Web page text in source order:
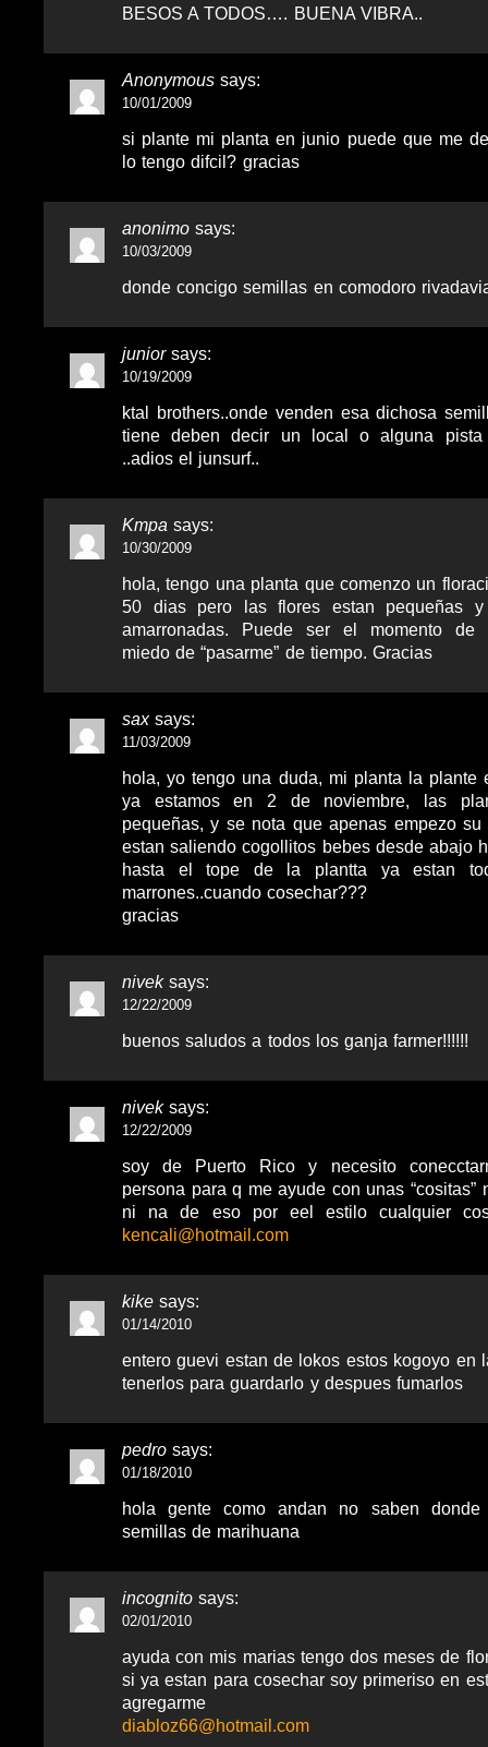
BESOS A TODOS…. BUENA VIBRA..
Anonymous says:
10/01/2009
si plante mi planta en junio puede que me
lo tengo difcil? gracias
anonimo says:
10/03/2009
donde concigo semillas en comodoro
juniorsays:
10/19/2009
ktal brothers..onde venden esa dichosa
tiene deben decir un local o alguna pista
..adios el junsurf..
Kmpa says:
10/30/2009
hola, tengo una planta que comenzo un
50 dias pero las flores estan pequeñas y
amarronadas. Puede ser el momento de
miedo de “pasarme” de tiempo. Gracias
saxsays:
11/03/2009
hola, yo tengo una duda, mi planta la plante
ya estamos en 2 de noviembre, las
pequeñas, y se nota que apenas empezo su
estan saliendo cogollitos bebes desde abajo
hasta el tope de la plantta ya estan
marrones..cuando cosechar???
gracias
niveksays:
12/22/2009
buenos saludos a todos los ganja farmer!!!!!!
niveksays:
12/22/2009
soy de Puerto Rico y necesito
persona para q me ayude con unas “cositas”
ni na de eso por eel estilo cualquier
kencali@hotmail.com
kike says:
01/14/2010
entero guevi estan de lokos estos kogoyo en
tenerlos para guardarlo y despues fumarlos
pedro says:
01/18/2010
hola gente como andan no saben donde
semillas de marihuana
incognito says:
02/01/2010
ayuda con mis marias tengo dos meses de
si ya estan para cosechar soy primeriso en
agregarme
diabloz66@hotmail.com